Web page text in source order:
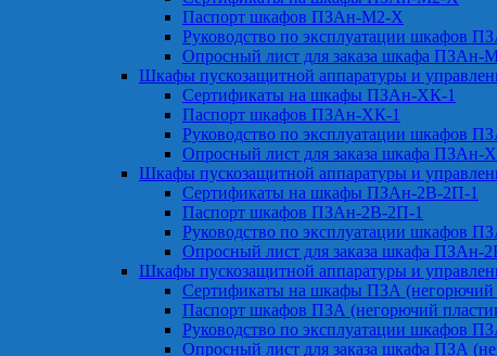
Паспорт шкафов ПЗАн-М2-Х
Руководство по эксплуатации шкафов
Опросный лист для заказа шкафа ПЗАн-
Шкафы пускозащитной аппаратуры и
Сертификаты на шкафы ПЗАн-ХК-1
Паспорт шкафов ПЗАн-ХК-1
Руководство по эксплуатации шкафов
Опросный лист для заказа шкафа ПЗАн-
Шкафы пускозащитной аппаратуры и
Сертификаты на шкафы ПЗАн-2В-2П-1
Паспорт шкафов ПЗАн-2В-2П-1
Руководство по эксплуатации шкафов
Опросный лист для заказа шкафа ПЗАн-
Шкафы пускозащитной аппаратуры и
Сертификаты на шкафы ПЗА (негорючий
Паспорт шкафов ПЗА (негорючий
Руководство по эксплуатации шкафов
Опросный лист для заказа шкафа ПЗА